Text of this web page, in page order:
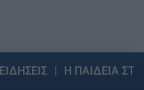
ΕΙΔΗΣΕΙΣ Η ΠΑΙΔΕΙΑ